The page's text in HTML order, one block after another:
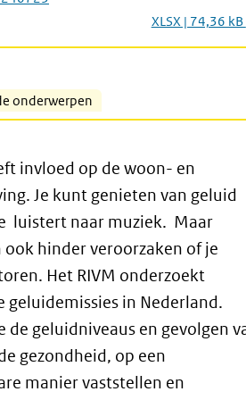
XLSX | 74,36 kB
onderwerpen
invloed op de woon- en
Je kunt genieten van geluid
luistert naar muziek. Maar
ook hinder veroorzaken of je
Het RIVM onderzoekt
geluidemissies in Nederland.
de geluidniveaus en gevolgen
gezondheid, op een
manier vaststellen en